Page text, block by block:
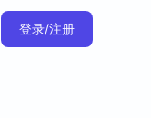
登录/注册